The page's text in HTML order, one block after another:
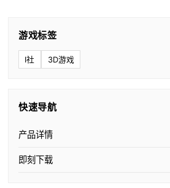
游戏标签
I社 3D游戏
快速导航
产品详情
即刻下载